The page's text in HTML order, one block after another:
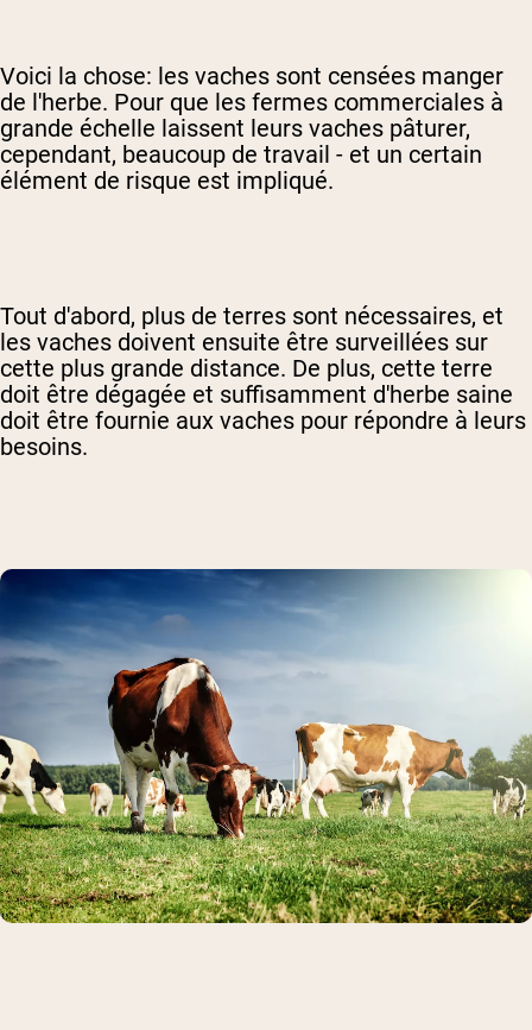
Voici la chose: les vaches sont censées manger
de l'herbe. Pour que les fermes commerciales à
grande échelle laissent leurs vaches pâturer,
cependant, beaucoup de travail - et un certain
élément de risque est impliqué.
Tout d'abord, plus de terres sont nécessaires, et
les vaches doivent ensuite être surveillées sur
cette plus grande distance. De plus, cette terre
doit être dégagée et suffisamment d'herbe saine
doit être fournie aux vaches pour répondre à leurs
besoins.